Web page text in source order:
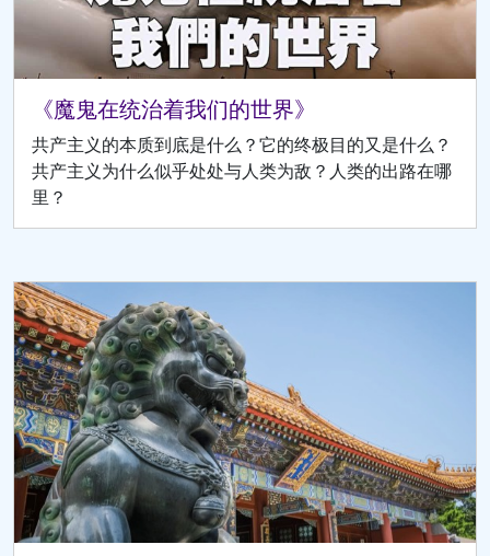
《魔鬼在统治着我们的世界》
共产主义的本质到底是什么？它的终极目的又是什么？
共产主义为什么似乎处处与人类为敌？人类的出路在哪
里？